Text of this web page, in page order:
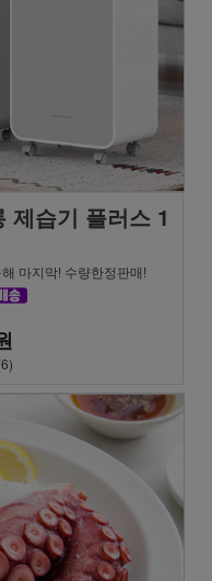
제습기 플러스 1
마지막! 수량한정판매!